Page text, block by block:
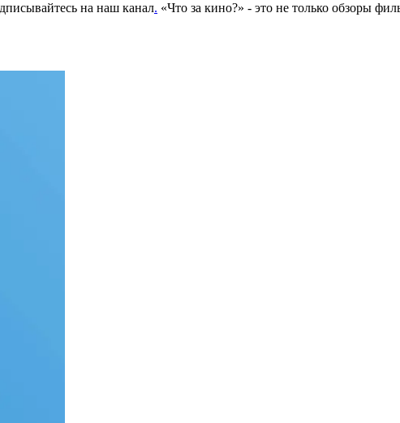
на наш канал. «Что за кино?» - это не только обзоры